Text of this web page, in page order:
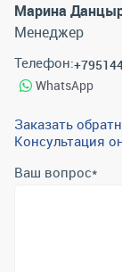
Марина
Менеджер
Телефон:
WhatsApp
Заказать
Консультация
Ваш вопрос*